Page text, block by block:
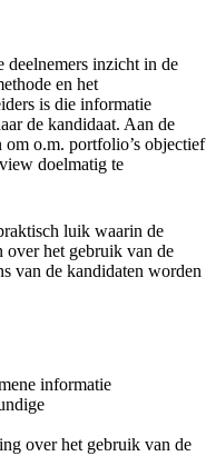
deelnemers inzicht in de
en het
is die informatie
de kandidaat. Aan de
o.m. portfolio’s objectief
doelmatig te
luik waarin de
over het gebruik van de
van de kandidaten worden
informatie
over het gebruik van de